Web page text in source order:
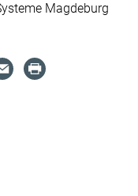
Magdeburg